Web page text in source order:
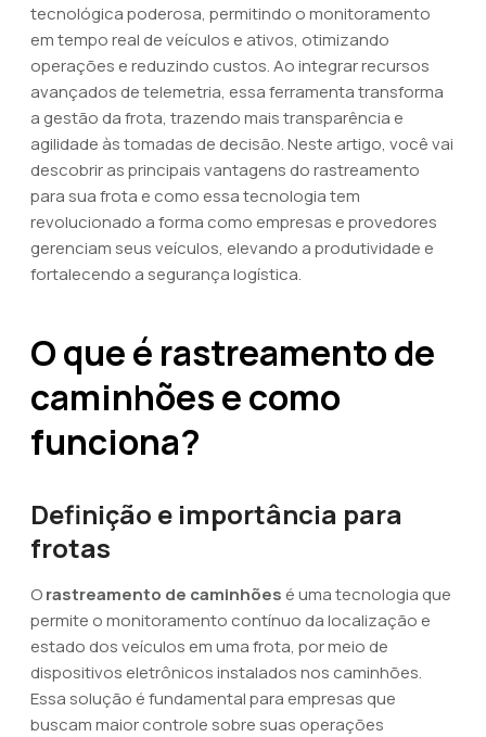
tecnológica poderosa, permitindo o monitoramento
em tempo real de veículos e ativos, otimizando
operações e reduzindo custos. Ao integrar recursos
avançados de telemetria, essa ferramenta transforma
a gestão da frota, trazendo mais transparência e
agilidade às tomadas de decisão. Neste artigo, você vai
descobrir as principais vantagens do rastreamento
para sua frota e como essa tecnologia tem
revolucionado a forma como empresas e provedores
gerenciam seus veículos, elevando a produtividade e
fortalecendo a segurança logística.
O que é rastreamento de
caminhões e como
funciona?
Definição e importância para
frotas
Orastreamento de caminhões é uma tecnologia que
permite o monitoramento contínuo da localização e
estado dos veículos em uma frota, por meio de
dispositivos eletrônicos instalados nos caminhões.
Essa solução é fundamental para empresas que
buscam maior controle sobre suas operações